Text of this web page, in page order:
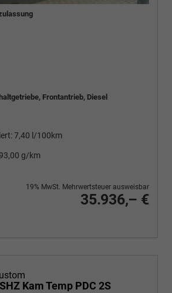
Frontantrieb, Diesel
7,40 l/100km
g/km
35.936,– €
19% MwSt. Mehrwertsteuer ausweisbar
drucken
Kam Temp PDC 2S